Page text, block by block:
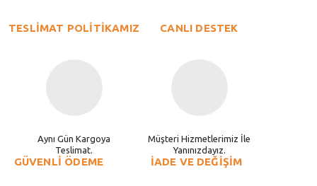
TESLİMAT POLİTİKAMIZ
Aynı Gün Kargoya
Teslimat.
CANLI DESTEK
Müşteri Hizmetlerimiz İle
Yanınızdayız.
GÜVENLİ ÖDEME İADE VE DEĞİŞİM